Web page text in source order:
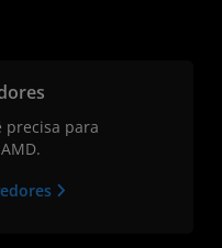
precisa para